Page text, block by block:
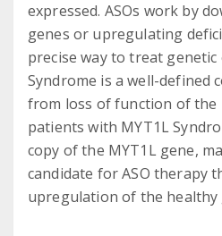
expressed. ASOs work by
genes or upregulating
precise way to treat genetic
Syndrome is a well-defined
from loss of function of the
patients with MYT1L
copy of the MYT1L gene,
candidate for ASO therapy
upregulation of the healthy